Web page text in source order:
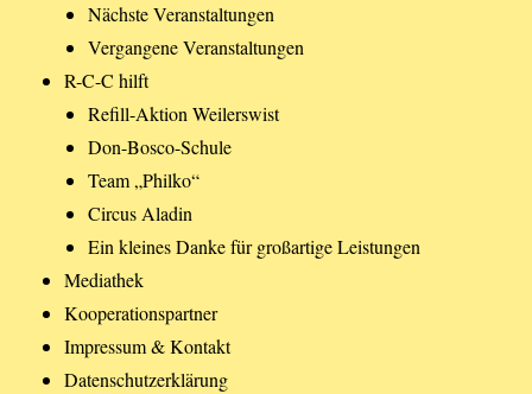
Nächste Veranstaltungen
Vergangene Veranstaltungen
R-C-C hilft
Refill-Aktion Weilerswist
Don-Bosco-Schule
Team „Philko“
Circus Aladin
Ein kleines Danke für großartige Leistungen
Mediathek
Kooperationspartner
Impressum & Kontakt
Datenschutzerklärung